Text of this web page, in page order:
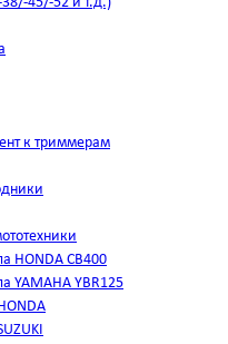
к триммерам
HONDA CB400
YAMAHA YBR125